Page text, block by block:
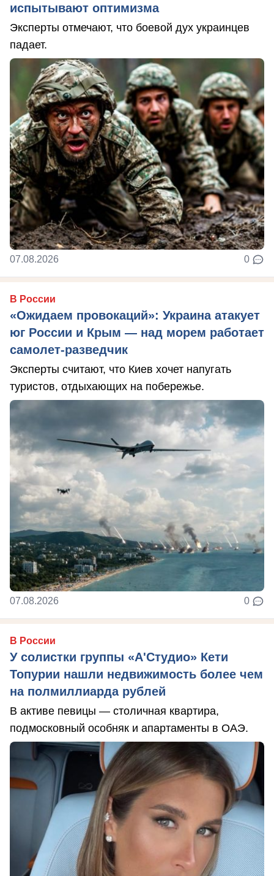
испытывают оптимизма
Эксперты отмечают, что боевой дух украинцев
падает.
07.08.2026 0
В России
«Ожидаем провокаций»: Украина атакует
юг России и Крым — над морем работает
самолет-разведчик
Эксперты считают, что Киев хочет напугать
туристов, отдыхающих на побережье.
07.08.2026 0
В России
У солистки группы «А'Студио» Кети
Топурии нашли недвижимость более чем
на полмиллиарда рублей
В активе певицы — столичная квартира,
подмосковный особняк и апартаменты в ОАЭ.